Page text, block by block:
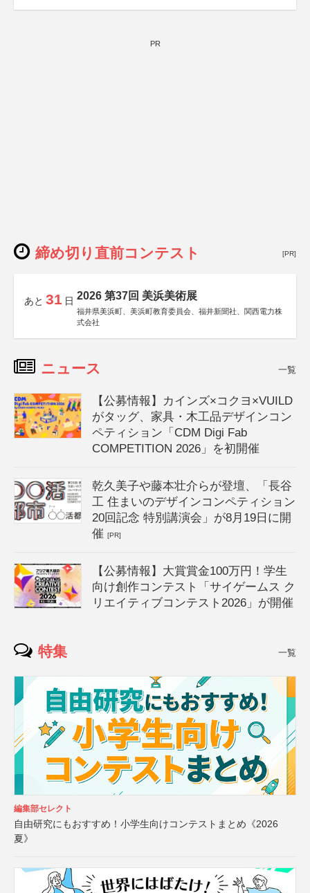
PR
締め切り直前コンテスト [PR]
あと 31 日 2026 第37回 美浜美術展
福井県美浜町、美浜町教育委員会、福井新聞社、関西電力株
式会社
ニュース 一覧
【公募情報】カインズ×コクヨ×VUILD
がタッグ、家具・木工品デザインコン
ペティション「CDM Digi Fab
COMPETITION 2026」を初開催
乾久美子や藤本壮介らが登壇、「長谷
工 住まいのデザインコンペティション
20回記念 特別講演会」が8月19日に開
催[PR]
【公募情報】大賞賞金100万円！学生
向け創作コンテスト「サイゲームス ク
リエイティブコンテスト2026」が開催
特集 一覧
編集部セレクト
自由研究にもおすすめ！小学生向けコンテストまとめ《2026
夏》